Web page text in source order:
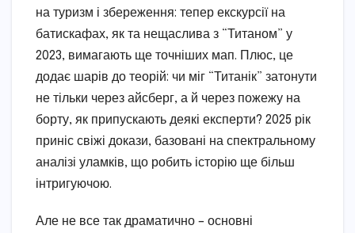
на туризм і збереження: тепер екскурсії на
батискафах, як та нещаслива з “Титаном” у
2023, вимагають ще точніших мап. Плюс, це
додає шарів до теорій: чи міг “Титанік” затонути
не тільки через айсберг, а й через пожежу на
борту, як припускають деякі експерти? 2025 рік
приніс свіжі докази, базовані на спектральному
аналізі уламків, що робить історію ще більш
інтригуючою.
Але не все так драматично – основні